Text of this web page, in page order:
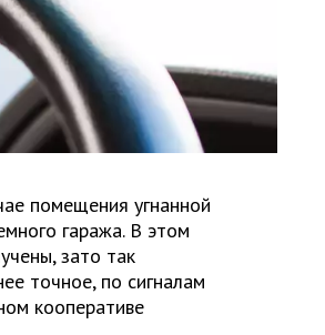
помещения угнанной
гаража. В этом
зато так
точное, по сигналам
кооперативе